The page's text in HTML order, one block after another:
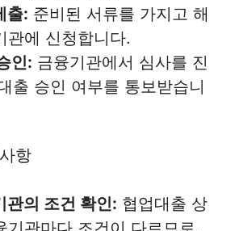
출: 준비된 서류를 가지고 해
관에 신청합니다.
인: 금융기관에서 심사를 진
출 승인 여부를 통보받습니
항
관의 조건 확인: 협업대출 상